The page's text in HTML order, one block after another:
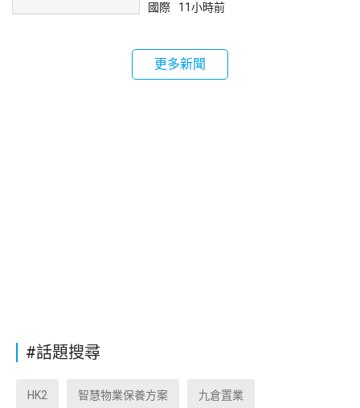
國際 11小時前
更多新聞
#話題搜尋
HK2 智慧物業保養方案 九倉置業